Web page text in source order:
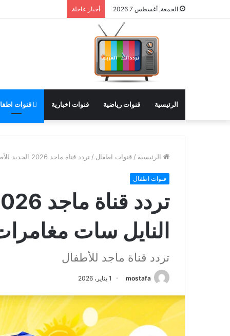
الجمعة, أغسطس 7 2026 أخبار عاجلة
الرئيسية قنوات رياضية قنوات اخبارية قنوات
الرئيسية / قنوات اطفال / تردد قناة ماجد 2026 الجديد للأطفال على النايل سات مغامرات وترفيه بلا حدود مع
قنوات اطفال
النايل سات
تردد قناة ماجد للأطفال
mostafa 1 يناير، 2026